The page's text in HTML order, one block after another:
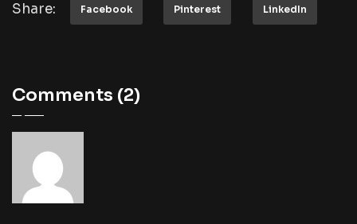
Share: Facebook Pinterest LinkedIn
Comments (2)